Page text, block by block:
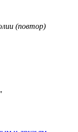
(повтор)